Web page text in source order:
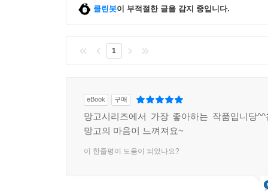
클린봇이 부적절한 글을 감지 중입니다.
1
eBook 구매
망고시리즈에서 가장 좋아하는 작품입니당
망고의 마음이 느껴져요~
이 한줄평이 도움이 되었나요?